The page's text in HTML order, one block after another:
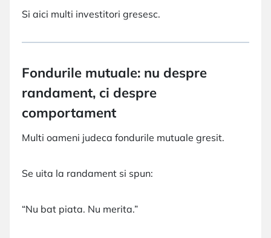
Si aici multi investitori gresesc.
Fondurile mutuale: nu despre
randament, ci despre
comportament
Multi oameni judeca fondurile mutuale gresit.
Se uita la randament si spun:
“Nu bat piata. Nu merita.”